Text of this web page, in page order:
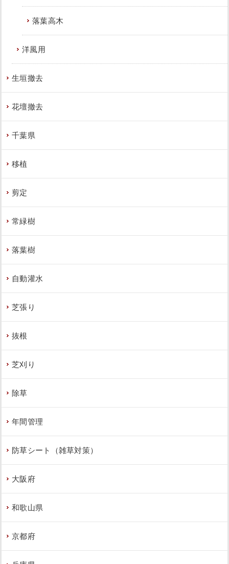
落葉高木
洋風用
生垣撤去
花壇撤去
千葉県
移植
剪定
常緑樹
落葉樹
自動灌水
芝張り
抜根
芝刈り
除草
年間管理
防草シート（雑草対策）
大阪府
和歌山県
京都府